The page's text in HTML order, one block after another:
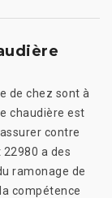
de chez sont à
chaudière est
contre
a des
ramonage de
compétence